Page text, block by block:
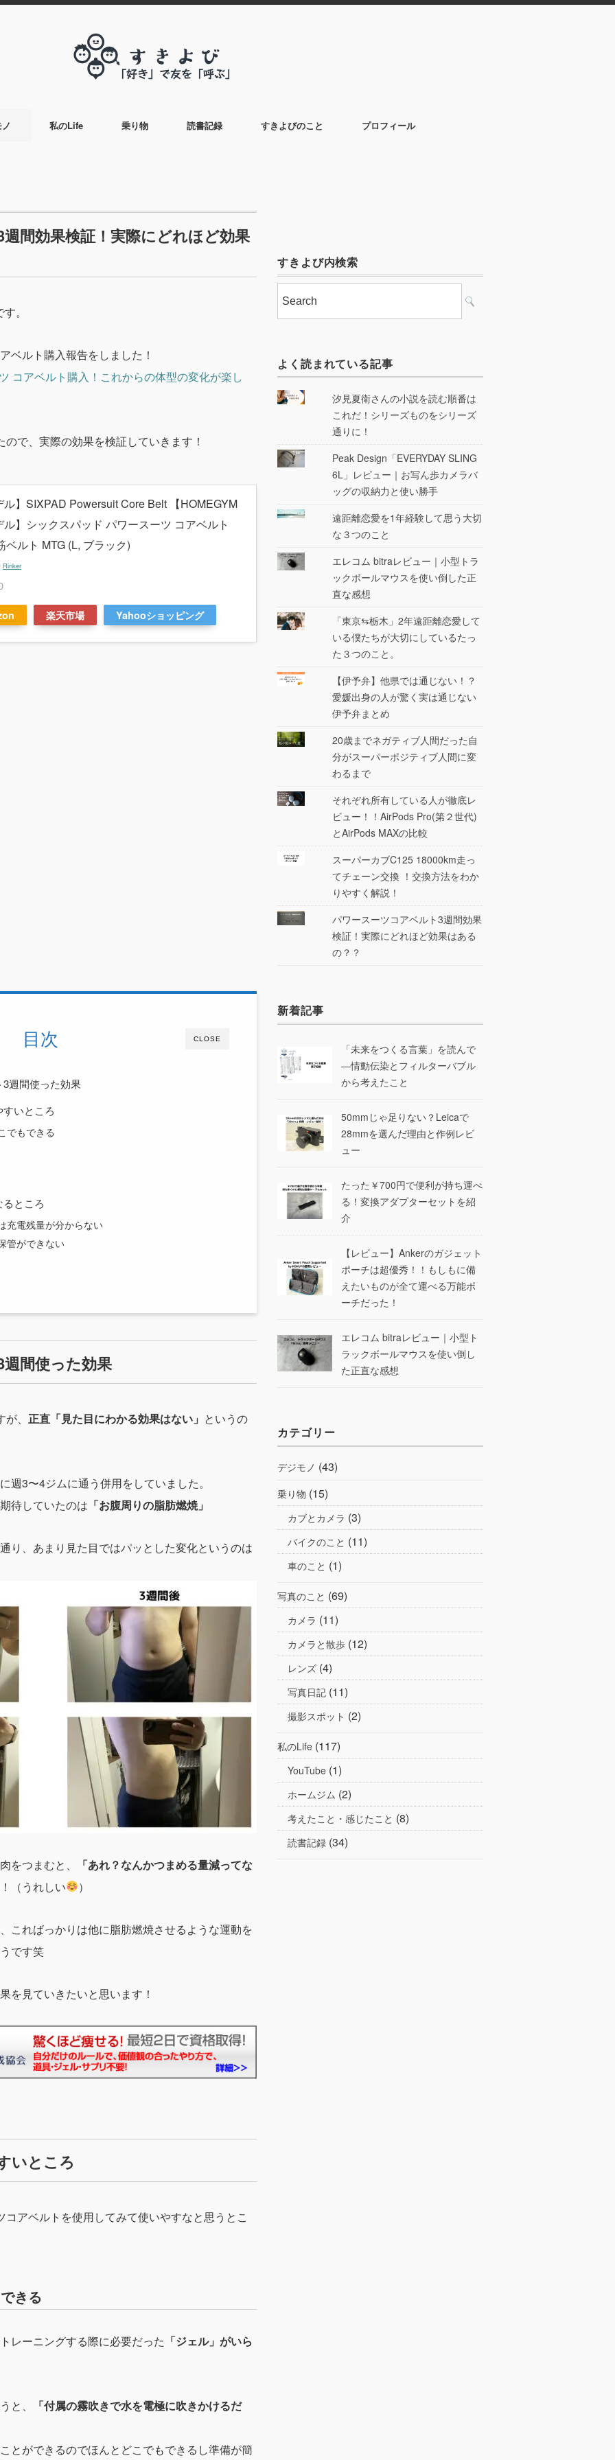
私のLife 乗り物 読書記録 すきよびのこと プロフィール
間効果検証！実際にどれほど効果
。
ベルト購入報告をしました！
コアベルト購入！これからの体型の変化が楽し
で、実際の効果を検証していきます！
ル】SIXPAD Powersuit Core Belt 【HOMEGYM
ル】シックスパッド パワースーツ コアベルト
ベルト MTG (L, ブラック)
Rinker
楽天市場 Yahooショッピング
CLOSE
目次
週間使った効果
いところ
でもできる
ところ
充電残量が分からない
管ができない
間使った効果
、 正直「見た目にわかる効果はない」 というの
週3〜4ジムに通う併用をしていました。
待していたのは 「お腹周りの脂肪燃焼」
り、あまり見た目ではパッとした変化というのは
をつまむと、
「あれ？なんかつまめる量減ってな
（うれしい
）
こればっかりは他に脂肪燃焼させるような運動を
です笑
を見ていきたいと思います！
いところ
アベルトを使用してみて使いやすなと思うとこ
きる
レーニングする際に必要だった 「ジェル」がいら
と、 「付属の霧吹きで水を電極に吹きかけるだ
とができるのでほんとどこでもできるし準備が簡
すきよび内検索
よく読まれている記事
汐見夏衛さんの小説を読む順番は
これだ！シリーズものをシリーズ
通りに！
Peak Design「EVERYDAY SLING
6L」レビュー｜お写ん歩カメラバ
ッグの収納力と使い勝手
遠距離恋愛を1年経験して思う大切
な３つのこと
エレコム bitraレビュー｜小型トラ
ックボールマウスを使い倒した正
直な感想
「東京⇆栃木」2年遠距離恋愛して
いる僕たちが大切にしているたっ
た３つのこと。
【伊予弁】他県では通じない！？
愛媛出身の人が驚く実は通じない
伊予弁まとめ
20歳までネガティブ人間だった自
分がスーパーポジティブ人間に変
わるまで
それぞれ所有している人が徹底レ
ビュー！！AirPods Pro(第２世代)
とAirPods MAXの比較
スーパーカブC125 18000km走っ
てチェーン交換 ！交換方法をわか
りやすく解説！
パワースーツコアベルト3週間効果
検証！実際にどれほど効果はある
の？？
新着記事
「未来をつくる言葉」を読んで
―情動伝染とフィルターバブル
から考えたこと
50mmじゃ足りない？Leicaで
28mmを選んだ理由と作例レビ
ュー
たった￥700円で便利が持ち運べ
る！変換アダプターセットを紹
介
【レビュー】Ankerのガジェット
ポーチは超優秀！！もしもに備
えたいものが全て運べる万能ポ
ーチだった！
エレコム bitraレビュー｜小型ト
ラックボールマウスを使い倒し
た正直な感想
カテゴリー
デジモノ (43)
乗り物 (15)
カブとカメラ (3)
バイクのこと (11)
車のこと (1)
写真のこと (69)
カメラ (11)
カメラと散歩 (12)
レンズ (4)
写真日記 (11)
撮影スポット (2)
私のLife (117)
YouTube (1)
ホームジム (2)
考えたこと・感じたこと (8)
読書記録 (34)